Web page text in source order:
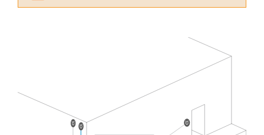
consultarlo. Dovete aver compreso le
informazioni dell’istruzione tecnica per poter
La padronanza di queste tecniche richiede una
formazione ed un addestramento specifico.
Verificate con un professionista la vostra
capacità di rifare la manovra, da soli, in piena
sicurezza, prima di riprodurla autonomamente.
Forniamo esempi di tecniche relative alla vostra